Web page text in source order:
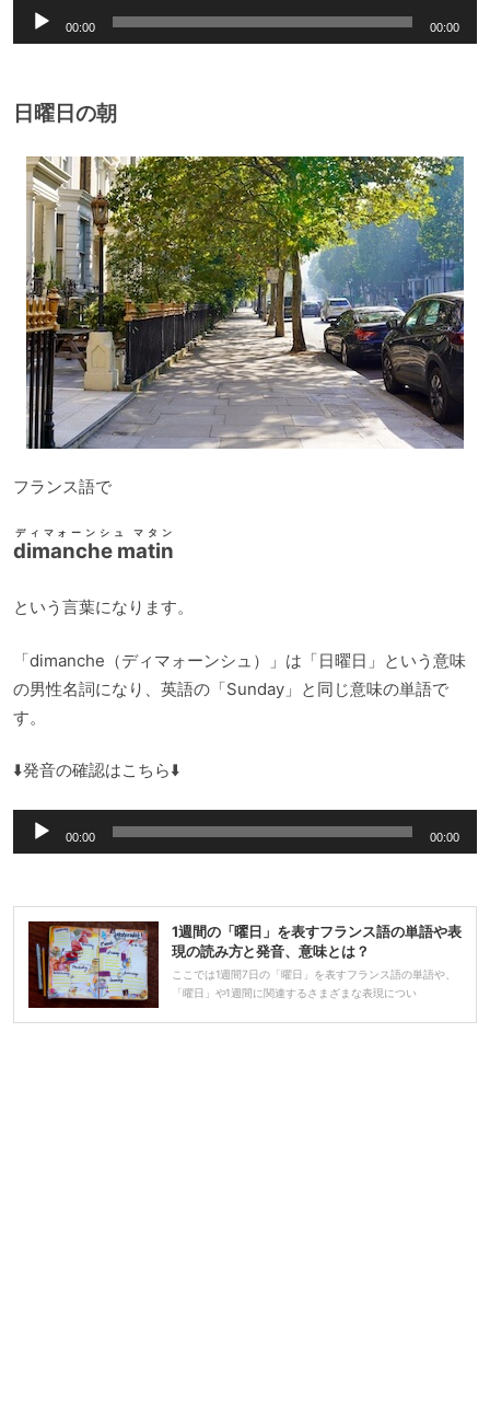
声
レ
ヤ
ー
00:00 00:00
日曜日の朝
フランス語で
dimanche matin
ディマォーンシュ マタン
という言葉になります。
「dimanche（ディマォーンシュ）」は「日曜日」という意味
の男性名詞になり、英語の「Sunday」と同じ意味の単語で
す。
⬇️発音の確認はこちら⬇️
声
ー
ヤ
ー
00:00 00:00
1週間の「曜日」を表すフランス語の単語や表
現の読み方と発音、意味とは？
ここでは1週間7日の「曜日」を表すフランス語の単語や、
「曜日」や1週間に関連するさまざまな表現につい